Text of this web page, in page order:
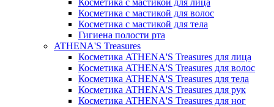
Косметика с мастикой для лица
Косметика с мастикой для волос
Косметика с мастикой для тела
Гигиена полости рта
ATHENA'S Treasures
Косметика ATHENA'S Treasures для лица
Косметика ATHENA'S Treasures для волос
Косметика ATHENA'S Treasures для тела
Косметика ATHENA'S Treasures для рук
Косметика ATHENA'S Treasures для ног